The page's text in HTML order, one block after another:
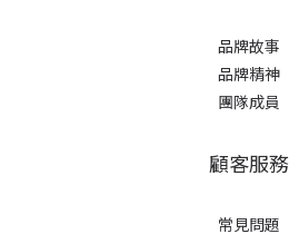
品牌故事
品牌精神
團隊成員
顧客服務
常見問題